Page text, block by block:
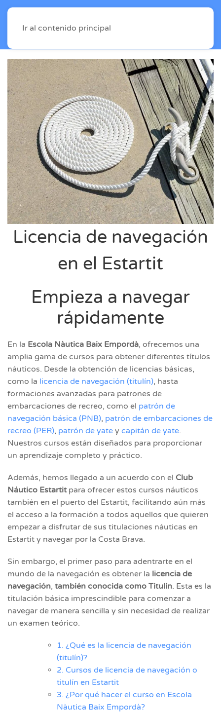
Ir al contenido principal
Licencia de navegación
en el Estartit
Empieza a navegar
rápidamente
En la Escola Nàutica Baix Empordà, ofrecemos una
amplia gama de cursos para obtener diferentes títulos
náuticos. Desde la obtención de licencias básicas,
como la licencia de navegación (titulín), hasta
formaciones avanzadas para patrones de
embarcaciones de recreo, como el patrón de
navegación básica (PNB), patrón de embarcaciones de
recreo (PER), patrón de yate y capitán de yate.
Nuestros cursos están diseñados para proporcionar
un aprendizaje completo y práctico.
Además, hemos llegado a un acuerdo con el Club
Náutico Estartitpara ofrecer estos cursos náuticos
también en el puerto del Estartit, facilitando aún más
el acceso a la formación a todos aquellos que quieren
empezar a disfrutar de sus titulaciones náuticas en
Estartit y navegar por la Costa Brava.
Sin embargo, el primer paso para adentrarte en el
mundo de la navegación es obtener la licencia de
navegación, también conocida como Titulín. Esta es la
titulación básica imprescindible para comenzar a
navegar de manera sencilla y sin necesidad de realizar
un examen teórico.
1. ¿Qué es la licencia de navegación
(titulín)?
2. Cursos de licencia de navegación o
titulín en Estartit
3. ¿Por qué hacer el curso en Escola
Nàutica Baix Empordà?